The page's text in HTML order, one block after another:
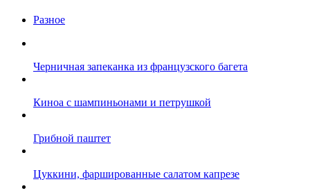
Разное
Черничная запеканка из французского багета
Киноа с шампиньонами и петрушкой
Грибной паштет
Цуккини, фаршированные салатом капрезе